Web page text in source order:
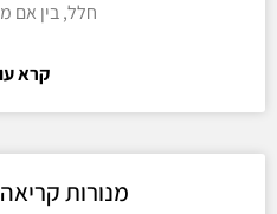
חלל, בין אם
קרא
מנורות